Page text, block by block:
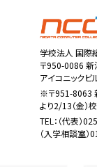
学校法人 国際
〒950-0086
アイコニックビ
※〒951-8063
より2/13（金）
TEL： （代表）
（入学相談室）